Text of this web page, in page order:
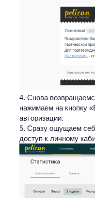
Снова
нажимаем на кнопку
авторизации.
Сразу ощущаем
доступ к личному